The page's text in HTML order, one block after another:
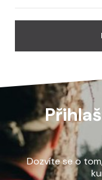
Dozvíte se o